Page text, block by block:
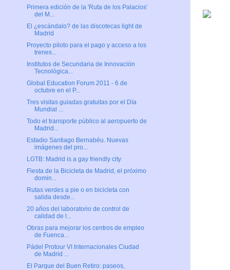
Primera edición de la 'Ruta de los Palacios'
del M...
El ¿escándalo? de las discotecas light de
Madrid
Proyecto piloto para el pago y acceso a los
trenes...
Institutos de Secundaria de Innovación
Tecnológica...
Global Education Forum 2011 - 6 de
octubre en el P...
Tres visitas guiadas gratuitas por el Día
Mundial ...
Todo el transporte público al aeropuerto de
Madrid...
Estadio Santiago Bernabéu. Nuevas
imágenes del pro...
LGTB: Madrid is a gay friendly city
Fiesta de la Bicicleta de Madrid, el próximo
domin...
Rutas verdes a pie o en bicicleta con
salida desde...
20 años del laboratorio de control de
calidad de l...
Obras para mejorar los centros de empleo
de Fuenca...
Pádel Protour VI Internacionales Ciudad
de Madrid ...
El Parque del Buen Retiro: paseos,